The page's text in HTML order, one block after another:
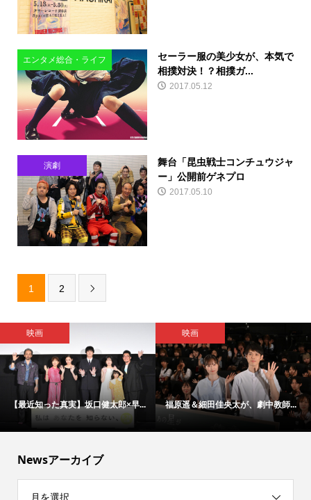
エンタメ総合・ライフ
セーラー服の美少女が、本気で
相撲対決！？相撲ガ...
2017.05.12
演劇
舞台「昆虫戦士コンチュウジャ
ー」公開前ゲネプロ
2017.05.10
1 2 
映画
【最近知った真実】坂口健太郎×早...
映画
福原遥＆細田佳央太が、劇中教師...
Newsアーカイブ
月を選択